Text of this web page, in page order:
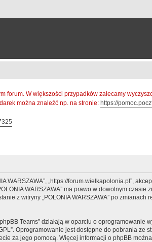
W większości przypadków zalecamy
można znaleźć np. na stronie: https://
WARSZAWA”, „https://forum.wielkapolonia.pl”,
WARSZAWA” ma prawo w dowolnym
z witryny „POLONIA WARSZAWA” po
Teams” działają w oparciu o
Oprogramowanie jest dostępne do pobrania ze
za jego pomocą. Więcej informacji o phpBB